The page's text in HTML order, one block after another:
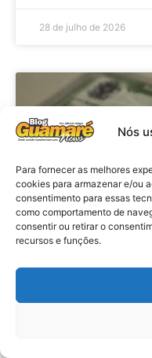
Nós
Para fornecer as melhores
cookies para armazenar e/ou
consentimento para essas
como comportamento de
consentir ou retirar o
recursos e funções.
28 de julho de 2026
Brasil: Policia
antes das